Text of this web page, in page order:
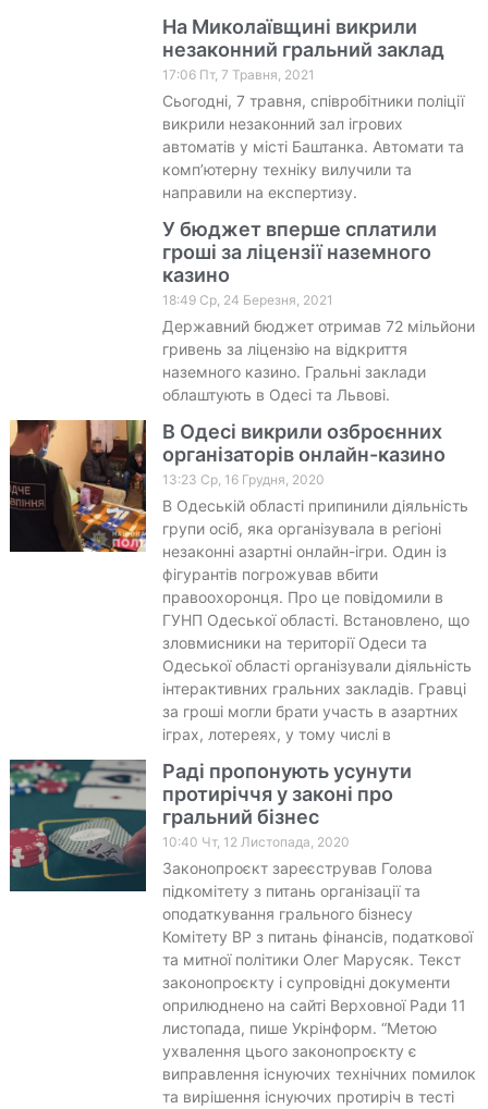
На Миколаївщині викрили
незаконний гральний заклад
17:06 Пт, 7 Травня, 2021
Сьогодні, 7 травня, співробітники поліції
викрили незаконний зал ігрових
автоматів у місті Баштанка. Автомати та
комп’ютерну техніку вилучили та
направили на експертизу.
У бюджет вперше сплатили
гроші за ліцензії наземного
казино
18:49 Ср, 24 Березня, 2021
Державний бюджет отримав 72 мільйони
гривень за ліцензію на відкриття
наземного казино. Гральні заклади
облаштують в Одесі та Львові.
В Одесі викрили озброєнних
організаторів онлайн-казино
13:23 Ср, 16 Грудня, 2020
В Одеській області припинили діяльність
групи осіб, яка організувала в регіоні
незаконні азартні онлайн-ігри. Один із
фігурантів погрожував вбити
правоохоронця. Про це повідомили в
ГУНП Одеської області. Встановлено, що
зловмисники на території Одеси та
Одеської області організували діяльність
інтерактивних гральних закладів. Гравці
за гроші могли брати участь в азартних
іграх, лотереях, у тому числі в
Раді пропонують усунути
протиріччя у законі про
гральний бізнес
10:40 Чт, 12 Листопада, 2020
Законопроєкт зареєстрував Голова
підкомітету з питань організації та
оподаткування грального бізнесу
Комітету ВР з питань фінансів, податкової
та митної політики Олег Марусяк. Текст
законопроєкту і супровідні документи
оприлюднено на сайті Верховної Ради 11
листопада, пише Укрінформ. “Метою
ухвалення цього законопроєкту є
виправлення існуючих технічних помилок
та вирішення існуючих протиріч в тесті